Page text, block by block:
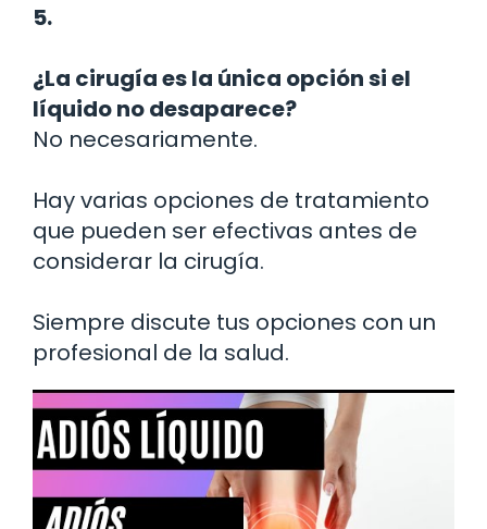
5.
¿La cirugía es la única opción si el
líquido no desaparece?
No necesariamente.
Hay varias opciones de tratamiento
que pueden ser efectivas antes de
considerar la cirugía.
Siempre discute tus opciones con un
profesional de la salud.